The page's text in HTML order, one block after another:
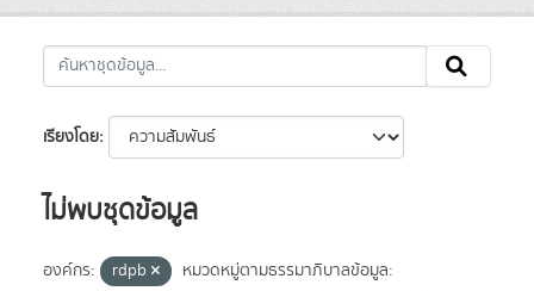
เรียงโดย
ไม่พบชุดข้อมูล
องค์กร: rdpb
หมวดหมู่ตามธรรมาภิบาลข้อมูล: